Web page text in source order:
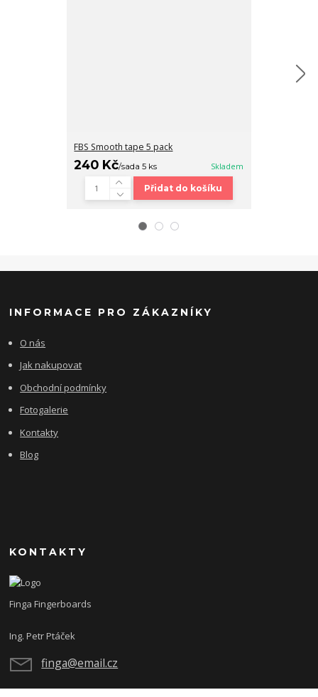
FBS Smooth tape 5 pack
240 Kč/sada 5 ks Skladem
Přidat do košíku
INFORMACE PRO ZÁKAZNÍKY
O nás
Jak nakupovat
Obchodní podmínky
Fotogalerie
Kontakty
Blog
KONTAKTY
Finga Fingerboards
Ing. Petr Ptáček
finga@email.cz